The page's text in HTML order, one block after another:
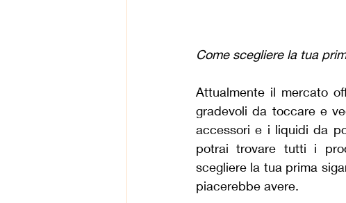
Come scegliere la tua
Attualmente il mercato
gradevoli da toccare e
accessori e i liquidi da
potrai trovare tutti i
scegliere la tua prima
piacerebbe avere.